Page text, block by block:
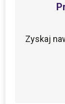
Zyskaj